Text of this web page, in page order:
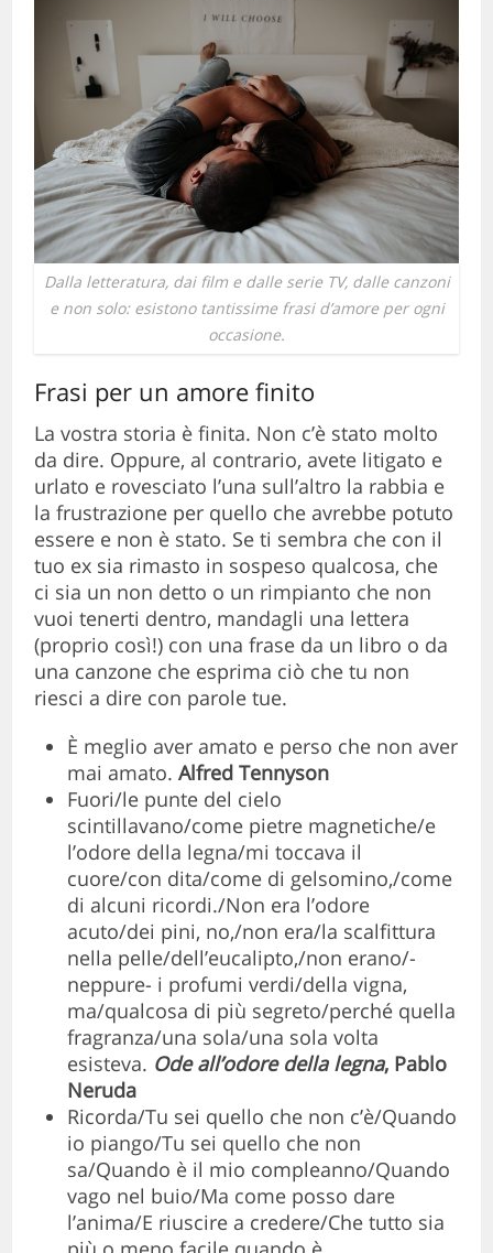
Dalla letteratura, dai film e dalle serie TV, dalle canzoni
e non solo: esistono tantissime frasi d’amore per ogni
occasione.
Frasi per un amore finito
La vostra storia è finita. Non c’è stato molto
da dire. Oppure, al contrario, avete litigato e
urlato e rovesciato l’una sull’altro la rabbia e
la frustrazione per quello che avrebbe potuto
essere e non è stato. Se ti sembra che con il
tuo ex sia rimasto in sospeso qualcosa, che
ci sia un non detto o un rimpianto che non
vuoi tenerti dentro, mandagli una lettera
(proprio così!) con una frase da un libro o da
una canzone che esprima ciò che tu non
riesci a dire con parole tue.
È meglio aver amato e perso che non aver
mai amato.Alfred Tennyson
Fuori/le punte del cielo
scintillavano/come pietre magnetiche/e
l’odore della legna/mi toccava il
cuore/con dita/come di gelsomino,/come
di alcuni ricordi./Non era l’odore
acuto/dei pini, no,/non era/la scalfittura
nella pelle/dell’eucalipto,/non erano/-
neppure- i profumi verdi/della vigna,
ma/qualcosa di più segreto/perché quella
fragranza/una sola/una sola volta
esisteva. Ode all’odore della legna, Pablo
Neruda
Ricorda/Tu sei quello che non c’è/Quando
io piango/Tu sei quello che non
sa/Quando è il mio compleanno/Quando
vago nel buio/Ma come posso dare
l’anima/E riuscire a credere/Che tutto sia